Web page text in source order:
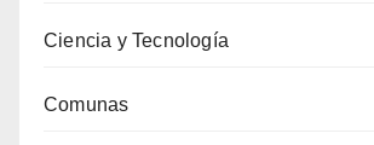
Ciencia y Tecnología
Comunas